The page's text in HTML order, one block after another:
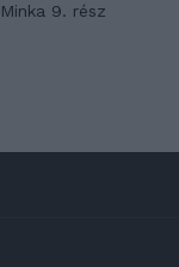
Minka 9. rész